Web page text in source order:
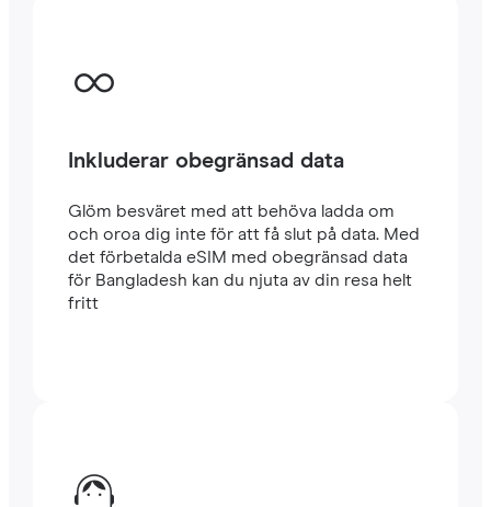
Inkluderar obegränsad data
Glöm besväret med att behöva ladda om
och oroa dig inte för att få slut på data. Med
det förbetalda eSIM med obegränsad data
för Bangladesh kan du njuta av din resa helt
fritt